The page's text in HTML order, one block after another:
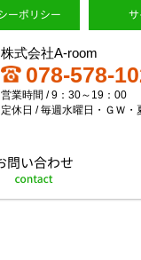
株式会社A-room
078-578-
営業時間 / 9：30～19：00
定休日 / 毎週水曜日・ＧＷ